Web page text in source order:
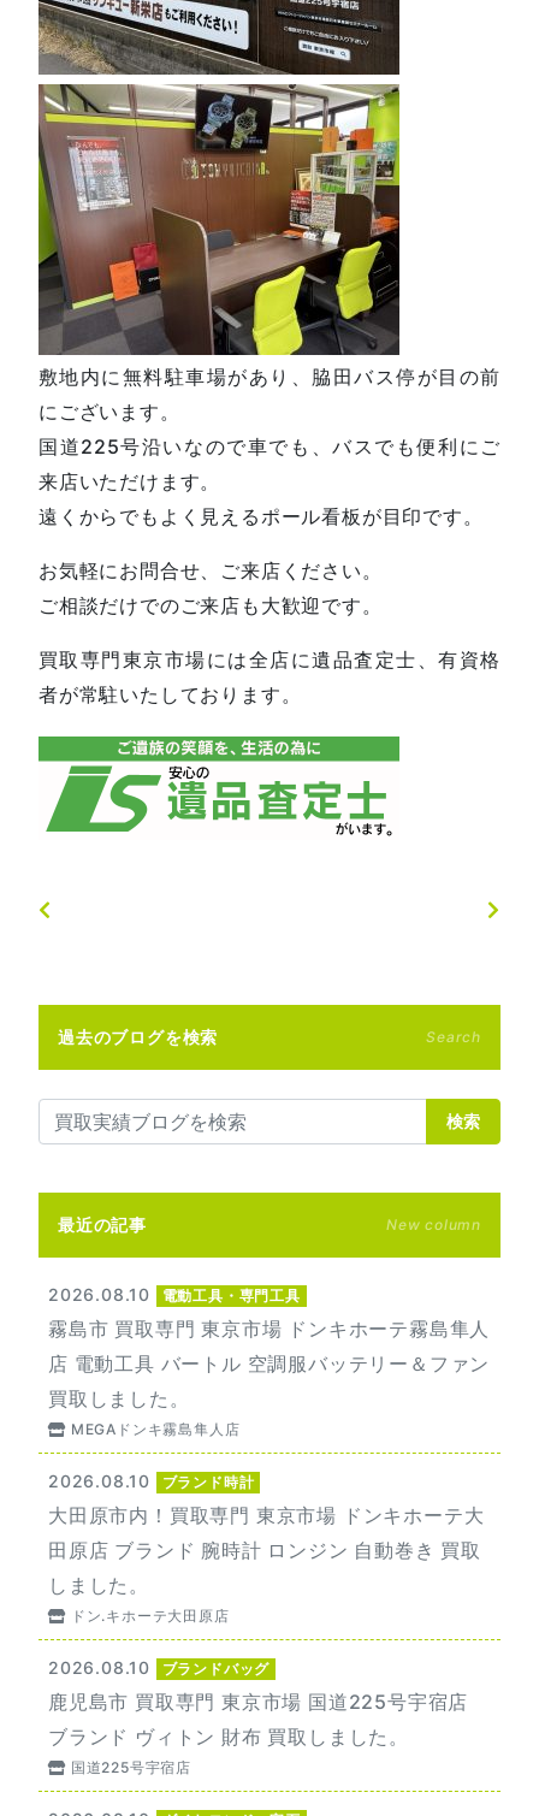
敷地内に無料駐車場があり、脇田バス停が目の前
にございます。
国道225号沿いなので車でも、バスでも便利にご
来店いただけます。
遠くからでもよく見えるポール看板が目印です。
お気軽にお問合せ、ご来店ください。
ご相談だけでのご来店も大歓迎です。
買取専門東京市場には全店に遺品査定士、有資格
者が常駐いたしております。
過去のブログを検索 Search
検索
最近の記事 New column
2026.08.10 電動工具・専門工具
霧島市 買取専門 東京市場 ドンキホーテ霧島隼人
店 電動工具 バートル 空調服バッテリー＆ファン
買取しました。
MEGAドンキ霧島隼人店
2026.08.10 ブランド時計
大田原市内！買取専門 東京市場 ドンキホーテ大
田原店 ブランド 腕時計 ロンジン 自動巻き 買取
しました。
ドン.キホーテ大田原店
2026.08.10 ブランドバッグ
鹿児島市 買取専門 東京市場 国道225号宇宿店
ブランド ヴィトン 財布 買取しました。
国道225号宇宿店